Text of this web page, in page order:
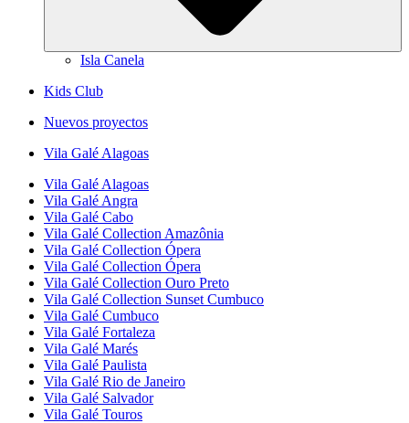
Isla Canela
Kids Club
Nuevos proyectos
Vila Galé Alagoas
Vila Galé Alagoas
Vila Galé Angra
Vila Galé Cabo
Vila Galé Collection Amazônia
Vila Galé Collection Ópera
Vila Galé Collection Ópera
Vila Galé Collection Ouro Preto
Vila Galé Collection Sunset Cumbuco
Vila Galé Cumbuco
Vila Galé Fortaleza
Vila Galé Marés
Vila Galé Paulista
Vila Galé Rio de Janeiro
Vila Galé Salvador
Vila Galé Touros